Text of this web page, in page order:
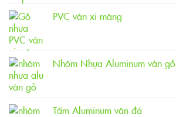
PVC vân xi măng
Nhôm Nhựa Aluminum vân gỗ
Tấm Aluminum vân đá